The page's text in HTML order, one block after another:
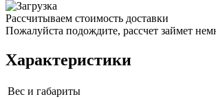
Рассчитываем стоимость доставки
Пожалуйста подождите, рассчет займет
Характеристики
Вес и габариты